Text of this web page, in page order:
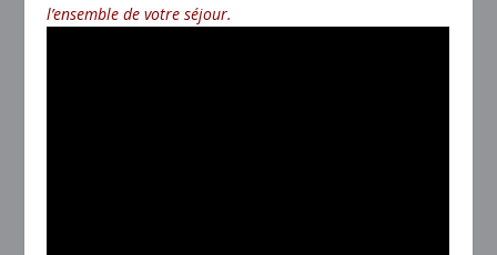
l’ensemble de votre séjour.